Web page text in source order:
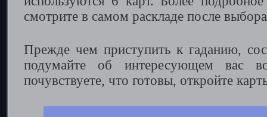
смотрите в самом раскладе после
Прежде чем приступить к гаданию,
подумайте об интересующем вас
почувствуете, что готовы, откройте